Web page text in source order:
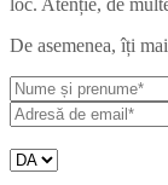
De asemenea, îți